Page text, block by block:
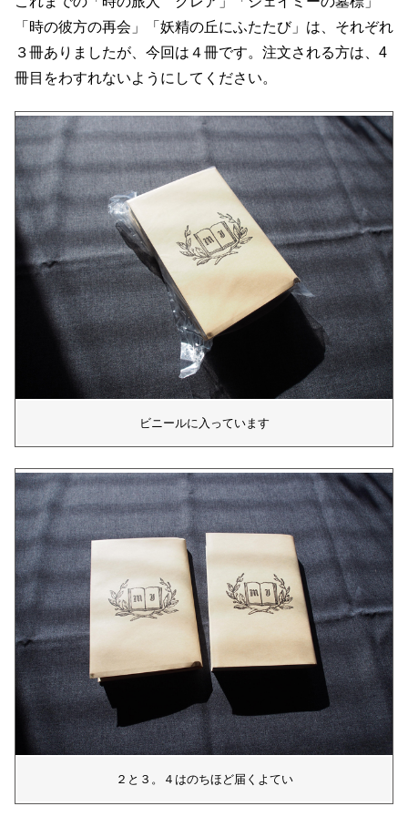
「時の彼方の再会」「妖精の丘にふたたび」は、それぞれ
３冊ありましたが、今回は４冊です。注文される方は、4
冊目をわすれないようにしてください。
ビニールに入っています
２と３。４はのちほど届くよてい